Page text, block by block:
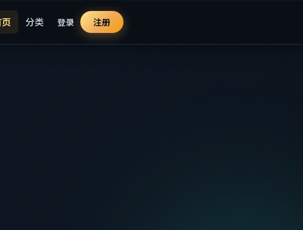
分类 登录 注册